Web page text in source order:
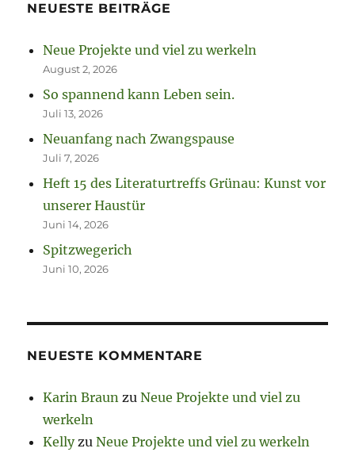
NEUESTE BEITRÄGE
Neue Projekte und viel zu werkeln
August 2, 2026
So spannend kann Leben sein.
Juli 13, 2026
Neuanfang nach Zwangspause
Juli 7, 2026
Heft 15 des Literaturtreffs Grünau: Kunst vor
unserer Haustür
Juni 14, 2026
Spitzwegerich
Juni 10, 2026
NEUESTE KOMMENTARE
Karin Braun zuNeue Projekte und viel zu
werkeln
KellyzuNeue Projekte und viel zu werkeln